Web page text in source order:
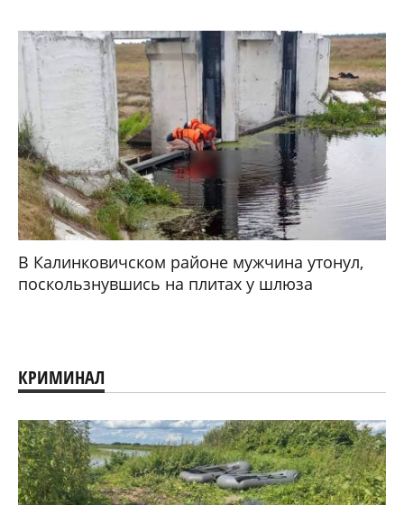
В Калинковичском районе мужчина утонул,
поскользнувшись на плитах у шлюза
КРИМИНАЛ